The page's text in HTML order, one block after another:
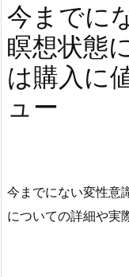
今までに
瞑想状態
は購入に
ュー
今までにない変性意
についての詳細や実